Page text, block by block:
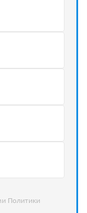
Политики